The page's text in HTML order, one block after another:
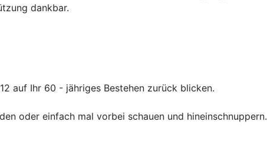
dankbar.
auf Ihr 60 - jähriges Bestehen zurück blicken.
oder einfach mal vorbei schauen und hineinschnuppern.